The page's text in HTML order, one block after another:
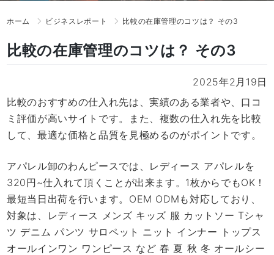
ホーム ビジネスレポート 比較の在庫管理のコツは？ その3
比較の在庫管理のコツは？ その3
2025年2月19日
比較のおすすめの仕入れ先は、実績のある業者や、口コ
ミ評価が高いサイトです。また、複数の仕入れ先を比較
して、最適な価格と品質を見極めるのがポイントです。
アパレル卸のわんピースでは、レディース アパレルを
320円~仕入れて頂くことが出来ます。1枚からでもOK！
最短当日出荷を行います。OEM ODMも対応しており、
対象は、レディース メンズ キッズ 服 カットソー Tシャ
ツ デニム パンツ サロペット ニット インナー トップス
オールインワン ワンピース など 春 夏 秋 冬 オールシー